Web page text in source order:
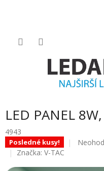
LED PANEL
4943
Posledné kusy!
Značka: V-TAC